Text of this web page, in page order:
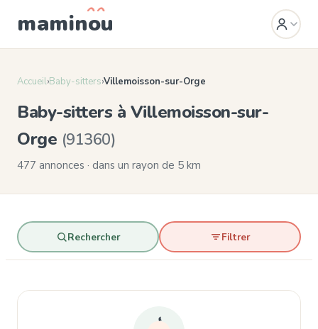
maminou
Accueil›Baby-sitters›Villemoisson-sur-Orge
Baby-sitters à Villemoisson-sur-
Orge (91360)
477 annonces · dans un rayon de 5 km
Rechercher Filtrer